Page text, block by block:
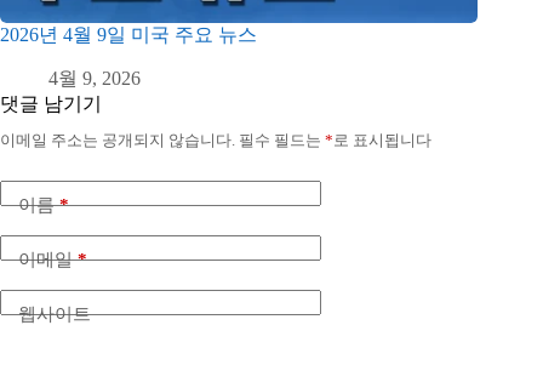
2026년 4월 9일 미국 주요 뉴스
4월 9, 2026
댓글 남기기
이메일 주소는 공개되지 않습니다. 필수 필드는 *로 표시됩니다
이름*
이메일*
웹사이트